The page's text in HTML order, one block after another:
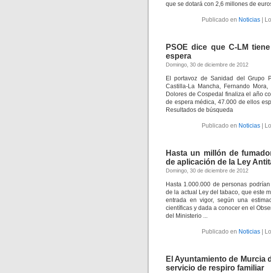
que se dotará con 2,6 millones de
Publicado en Noticias|
PSOE dice que C-LM
espera
Domingo, 30 de diciembre de 2012
El portavoz de Sanidad del Grupo
Castilla-La Mancha, Fernando
Dolores de Cospedal finaliza el año
de espera médica, 47.000 de ellos
Resultados de búsqueda
Publicado en Noticias|
Hasta un millón de
de aplicación de la Ley
Domingo, 30 de diciembre de 2012
Hasta 1.000.000 de personas
de la actual Ley del tabaco, que este
entrada en vigor, según una
científicas y dada a conocer en el
del Ministerio ...
Publicado en Noticias|
El Ayuntamiento de Murcia
servicio de respiro familiar